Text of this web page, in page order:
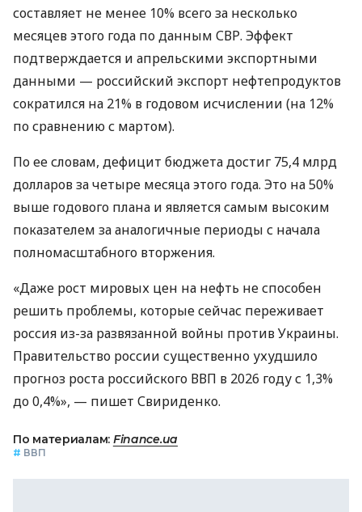
составляет не менее 10% всего за несколько
месяцев этого года по данным СВР. Эффект
подтверждается и апрельскими экспортными
данными — российский экспорт нефтепродуктов
сократился на 21% в годовом исчислении (на 12%
по сравнению с мартом).
По ее словам, дефицит бюджета достиг 75,4 млрд
долларов за четыре месяца этого года. Это на 50%
выше годового плана и является самым высоким
показателем за аналогичные периоды с начала
полномасштабного вторжения.
«Даже рост мировых цен на нефть не способен
решить проблемы, которые сейчас переживает
россия из-за развязанной войны против Украины.
Правительство россии существенно ухудшило
прогноз роста российского ВВП в 2026 году с 1,3%
до 0,4%», — пишет Свириденко.
По материалам: Finance.ua
# ВВП